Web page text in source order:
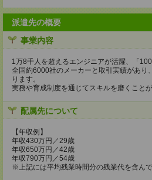
派遣先の概要
事業内容
1万8千人を超えるエンジニアが活躍、「
全国約6000社のメーカーと取引実績があり
ります。
実務や育成制度を通じてスキルを磨くこと
配属先について
【年収例】
年収430万円／29歳
年収650万円／42歳
年収790万円／54歳
※上記には平均残業時間分の残業代を含んで